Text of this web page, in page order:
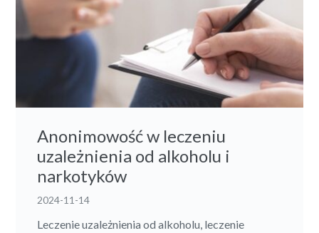
Anonimowość w leczeniu
uzależnienia od alkoholu i
narkotyków
2024-11-14
Leczenie uzależnienia od alkoholu, leczenie